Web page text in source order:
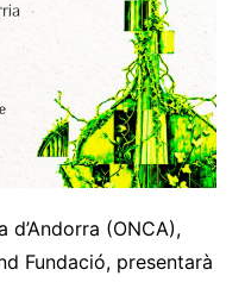
d’Andorra (ONCA),
Fundació, presentarà